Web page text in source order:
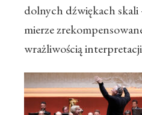
dolnych dźwiękach skali
mierze
wrażliwością